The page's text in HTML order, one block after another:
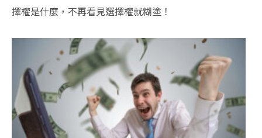
擇權是什麼，不再看見選擇權就糊塗！